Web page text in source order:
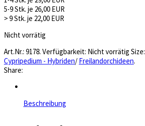
5-9 Stk. je 26,00 EUR
> 9 Stk. je 22,00 EUR
Nicht vorrätig
Art.Nr.: 9178. Verfügbarkeit: Nicht vorrätig Size:
Cypripedium - Hybriden/ Freilandorchideen.
Share:
Beschreibung